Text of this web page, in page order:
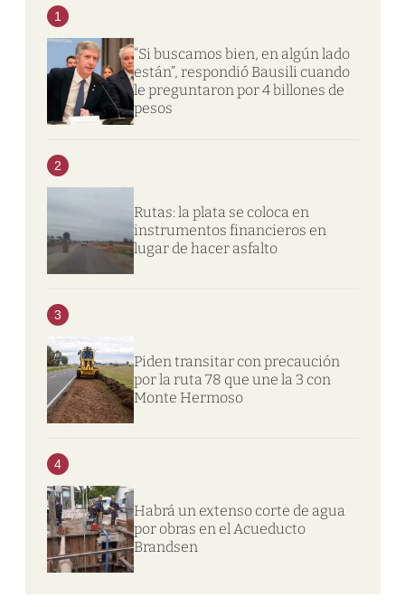
1
“Si buscamos bien, en algún lado
están”, respondió Bausili cuando
le preguntaron por 4 billones de
pesos
2
Rutas: la plata se coloca en
instrumentos financieros en
lugar de hacer asfalto
3
Piden transitar con precaución
por la ruta 78 que une la 3 con
Monte Hermoso
4
Habrá un extenso corte de agua
por obras en el Acueducto
Brandsen